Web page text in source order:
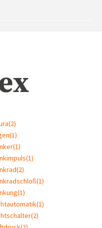
(2)
(1)
(1)
(1)
(2)
(1)
(1)
(1)
(2)